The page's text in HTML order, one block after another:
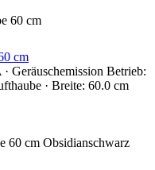
cm
Geräuschemission Betrieb:
· Breite: 60.0 cm